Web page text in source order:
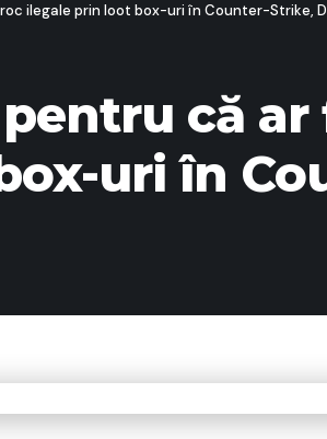
ilegale prin loot box-uri în Counter-Strike,
că
uri în